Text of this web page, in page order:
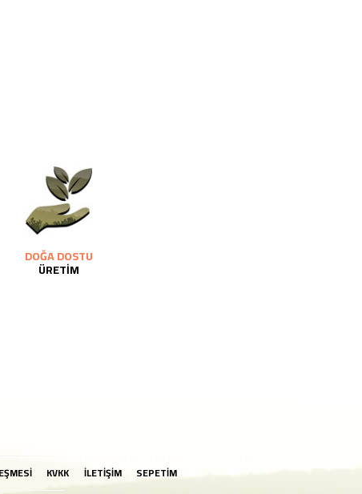
DOĞA DOSTU
ÜRETİM
KVKK İLETİŞİM SEPETİM